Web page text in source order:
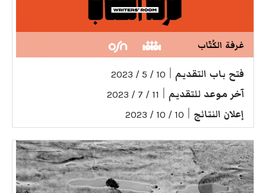
غرفة الكُتّاب
فتح باب التقديم 10 / 5 / 2023
آخر موعد للتقديم 11 / 7 / 2023
إعلان النتائج 10 / 10 / 2023